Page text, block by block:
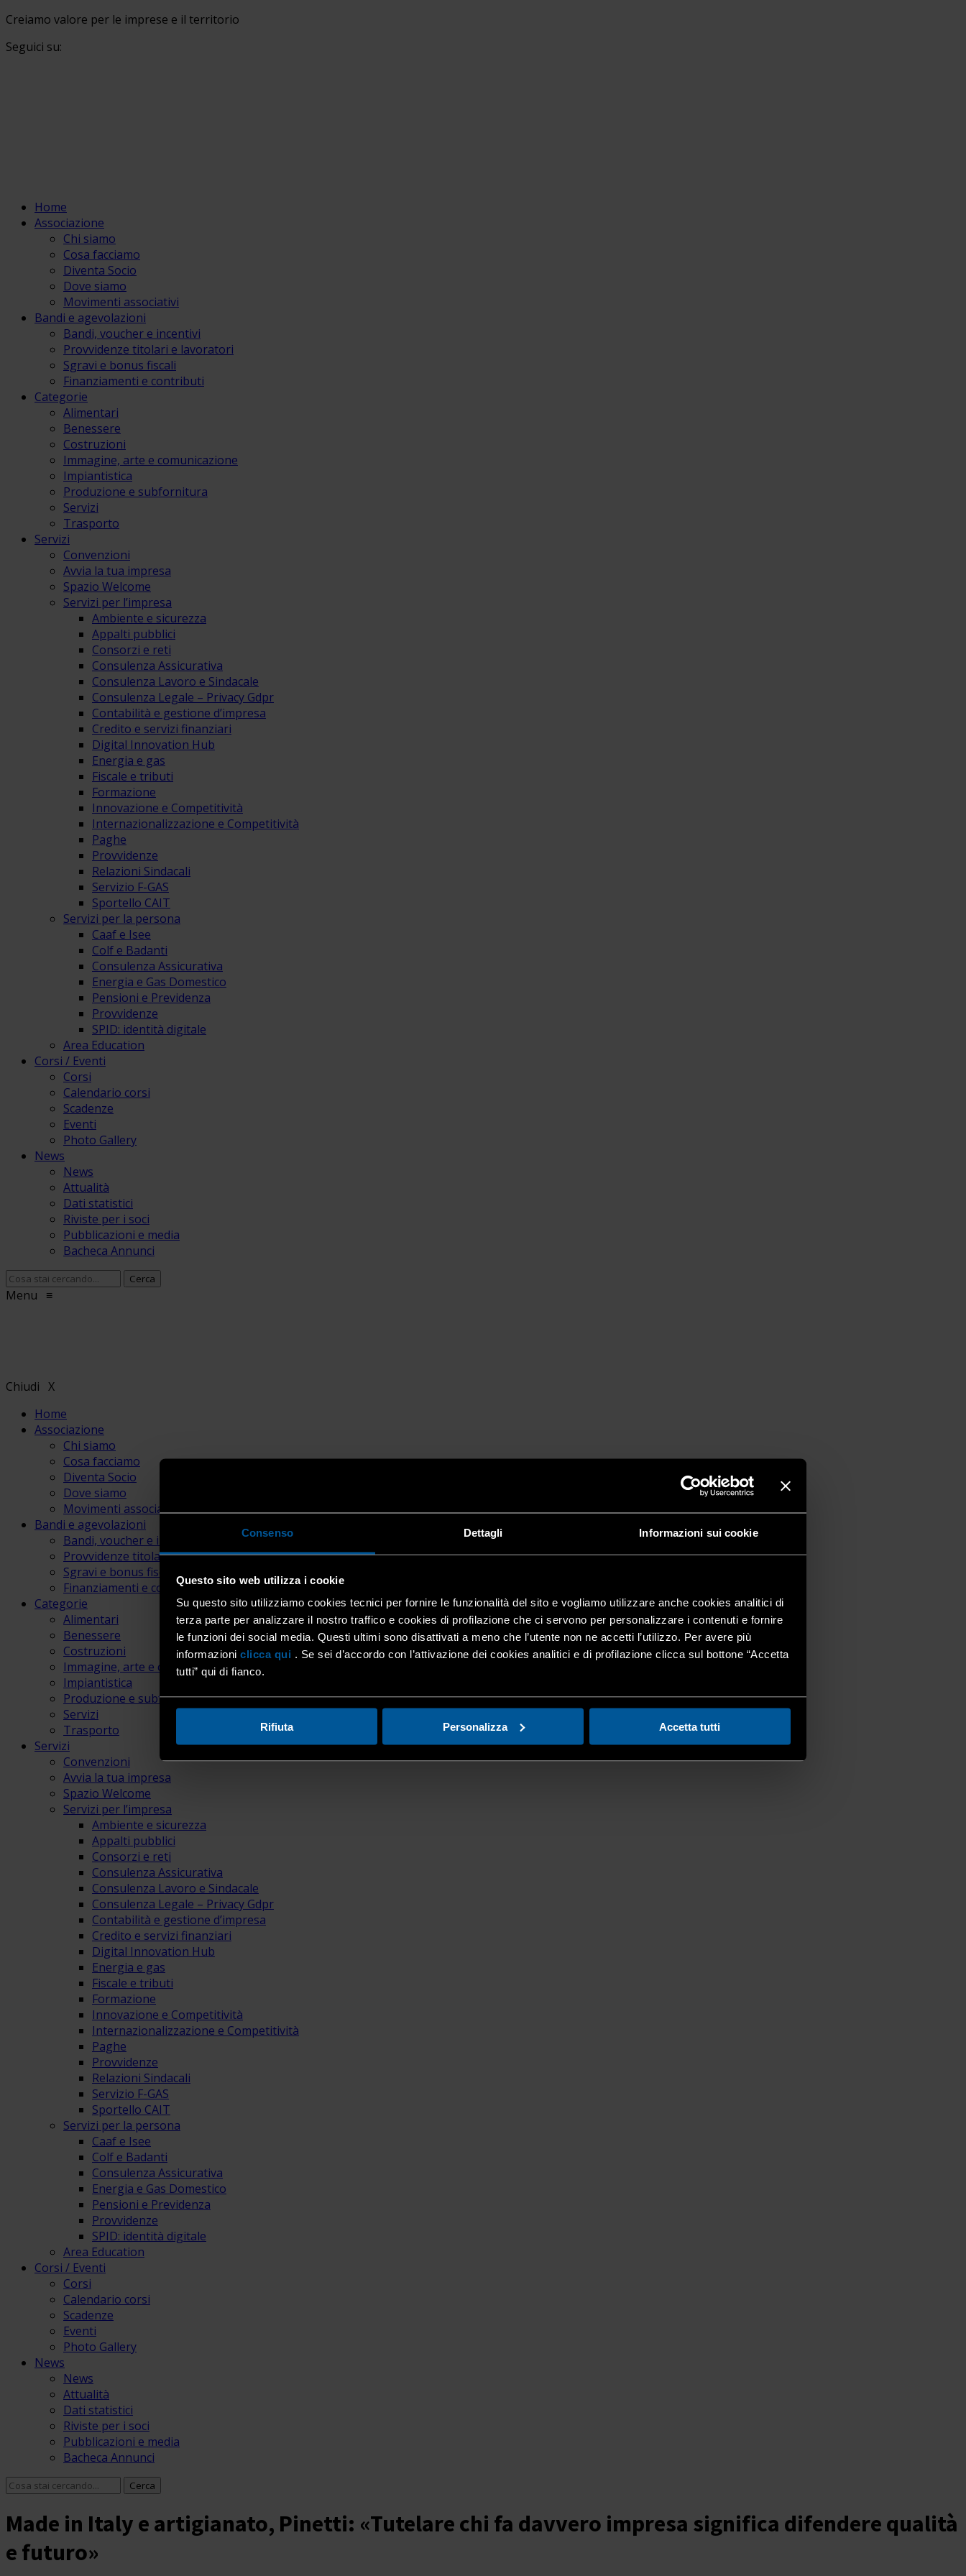
Consenso Dettagli Informazioni sui cookie
Questo sito web utilizza i cookie
Su questo sito utilizziamo cookies tecnici per fornire le funzionalità del sito e vogliamo utilizzare anche cookies analitici di
terza parte per analizzare il nostro traffico e cookies di profilazione che ci servono per personalizzare i contenuti e fornire
le funzioni dei social media. Questi ultimi sono disattivati a meno che l’utente non ne accetti l’utilizzo. Per avere più
informazioni clicca qui . Se sei d’accordo con l’attivazione dei cookies analitici e di profilazione clicca sul bottone “Accetta
tutti” qui di fianco.
Rifiuta Personalizza Accetta tutti
Creiamo valore per le imprese e il territorio
Seguici su:
Home
Associazione
Chi siamo
Cosa facciamo
Diventa Socio
Dove siamo
Movimenti associativi
Bandi e agevolazioni
Bandi, voucher e incentivi
Provvidenze titolari e lavoratori
Sgravi e bonus fiscali
Finanziamenti e contributi
Categorie
Alimentari
Benessere
Costruzioni
Immagine, arte e comunicazione
Impiantistica
Produzione e subfornitura
Servizi
Trasporto
Servizi
Convenzioni
Avvia la tua impresa
Spazio Welcome
Servizi per l’impresa
Ambiente e sicurezza
Appalti pubblici
Consorzi e reti
Consulenza Assicurativa
Consulenza Lavoro e Sindacale
Consulenza Legale – Privacy Gdpr
Contabilità e gestione d’impresa
Credito e servizi finanziari
Digital Innovation Hub
Energia e gas
Fiscale e tributi
Formazione
Innovazione e Competitività
Internazionalizzazione e Competitività
Paghe
Provvidenze
Relazioni Sindacali
Servizio F-GAS
Sportello CAIT
Servizi per la persona
Caaf e Isee
Colf e Badanti
Consulenza Assicurativa
Energia e Gas Domestico
Pensioni e Previdenza
Provvidenze
SPID: identità digitale
Area Education
Corsi / Eventi
Corsi
Calendario corsi
Scadenze
Eventi
Photo Gallery
News
News
Attualità
Dati statistici
Riviste per i soci
Pubblicazioni e media
Bacheca Annunci
Menu ≡
Chiudi X
Home
Associazione
Chi siamo
Cosa facciamo
Diventa Socio
Dove siamo
Movimenti associativi
Bandi e agevolazioni
Bandi, voucher e incentivi
Provvidenze titolari e lavoratori
Sgravi e bonus fiscali
Finanziamenti e contributi
Categorie
Alimentari
Benessere
Costruzioni
Immagine, arte e comunicazione
Impiantistica
Produzione e subfornitura
Servizi
Trasporto
Servizi
Convenzioni
Avvia la tua impresa
Spazio Welcome
Servizi per l’impresa
Ambiente e sicurezza
Appalti pubblici
Consorzi e reti
Consulenza Assicurativa
Consulenza Lavoro e Sindacale
Consulenza Legale – Privacy Gdpr
Contabilità e gestione d’impresa
Credito e servizi finanziari
Digital Innovation Hub
Energia e gas
Fiscale e tributi
Formazione
Innovazione e Competitività
Internazionalizzazione e Competitività
Paghe
Provvidenze
Relazioni Sindacali
Servizio F-GAS
Sportello CAIT
Servizi per la persona
Caaf e Isee
Colf e Badanti
Consulenza Assicurativa
Energia e Gas Domestico
Pensioni e Previdenza
Provvidenze
SPID: identità digitale
Area Education
Corsi / Eventi
Corsi
Calendario corsi
Scadenze
Eventi
Photo Gallery
News
News
Attualità
Dati statistici
Riviste per i soci
Pubblicazioni e media
Bacheca Annunci
Made in Italy e artigianato, Pinetti: «Tutelare chi fa davvero impresa significa difendere qualità
e futuro»